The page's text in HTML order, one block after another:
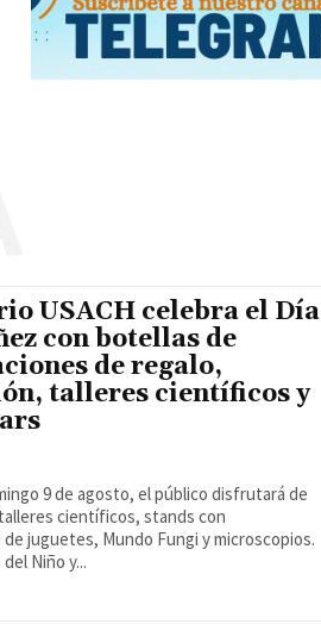
USACH celebra el Día
con botellas de
de regalo,
talleres científicos y
9 de agosto, el público disfrutará de
científicos, stands con
juguetes, Mundo Fungi y microscopios.
Niño y...